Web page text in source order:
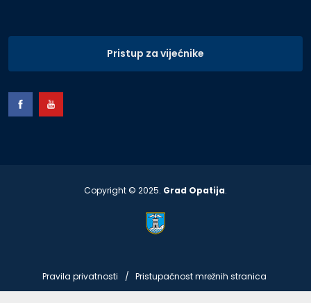
Pristup za vijećnike
Copyright © 2025. Grad Opatija.
Pravila privatnosti Pristupačnost mrežnih stranica